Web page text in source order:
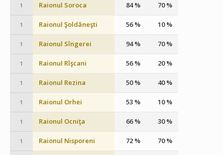
1 Raionul Soroca 84 % 70 %
1 Raionul Şoldăneşti 56 % 10 %
1 Raionul Sîngerei 94 % 70 %
1 Raionul Rîşcani 56 % 20 %
1 Raionul Rezina 50 % 40 %
1 Raionul Orhei 53 % 10 %
1 Raionul Ocniţa 66 % 30 %
1 Raionul Nisporeni 72 % 70 %